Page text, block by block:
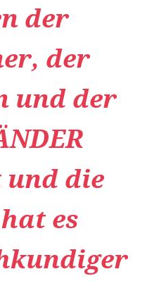
der
der
und der
und die
es